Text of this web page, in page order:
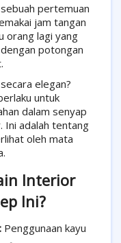
pertemuan
jam tangan
orang lagi yang
potongan
elegan?
untuk
dalam senyap
Ini adalah tentang
oleh mata
Interior
Ini?
Penggunaan kayu